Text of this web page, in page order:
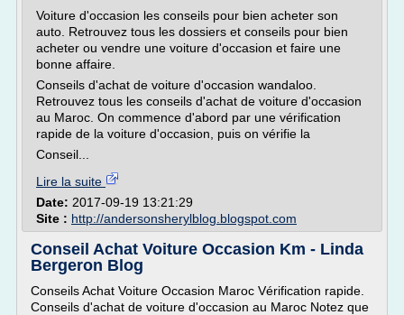
Voiture d'occasion les conseils pour bien acheter son
auto. Retrouvez tous les dossiers et conseils pour bien
acheter ou vendre une voiture d'occasion et faire une
bonne affaire.
Conseils d'achat de voiture d'occasion wandaloo.
Retrouvez tous les conseils d'achat de voiture d'occasion
au Maroc. On commence d'abord par une vérification
rapide de la voiture d'occasion, puis on vérifie la
Conseil...
Lire la suite
Date: 2017-09-19 13:21:29
Site : http://andersonsherylblog.blogspot.com
Conseil Achat Voiture Occasion Km - Linda
Bergeron Blog
Conseils Achat Voiture Occasion Maroc Vérification rapide.
Conseils d'achat de voiture d'occasion au Maroc Notez que